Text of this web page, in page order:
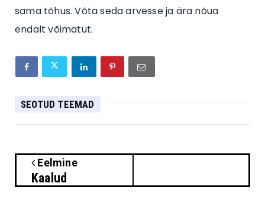
sama tõhus. Võta seda arvesse ja ära nõua
endalt võimatut.
SEOTUD TEEMAD
Eelmine
Kaalud